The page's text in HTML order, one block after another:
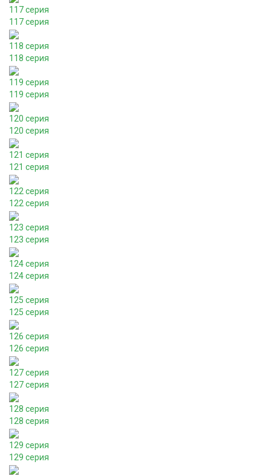
117 серия
117 серия
118 серия
118 серия
119 серия
119 серия
120 серия
120 серия
121 серия
121 серия
122 серия
122 серия
123 серия
123 серия
124 серия
124 серия
125 серия
125 серия
126 серия
126 серия
127 серия
127 серия
128 серия
128 серия
129 серия
129 серия